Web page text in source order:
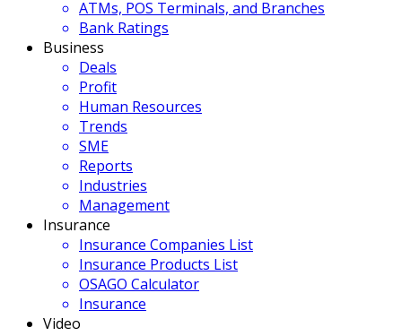
ATMs, POS Terminals, and Branches
Bank Ratings
Business
Deals
Profit
Human Resources
Trends
SME
Reports
Industries
Management
Insurance
Insurance Companies List
Insurance Products List
OSAGO Calculator
Insurance
Video